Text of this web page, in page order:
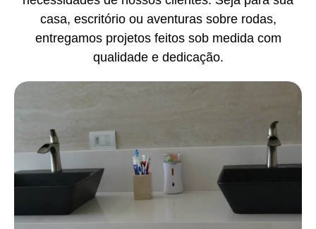
casa, escritório ou aventuras sobre rodas,
entregamos projetos feitos sob medida com
qualidade e dedicação.